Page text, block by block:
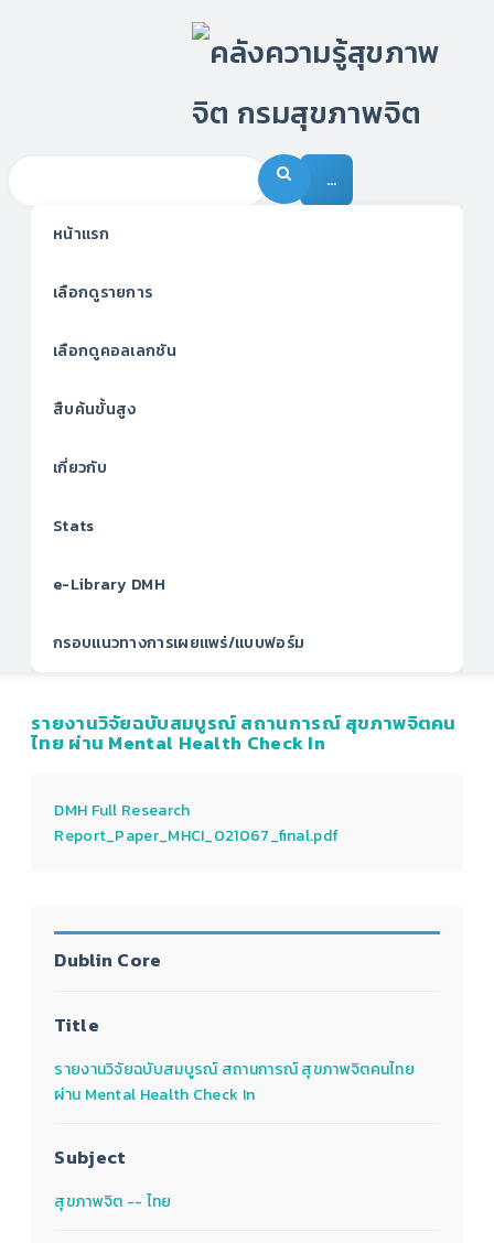
…
หน้าแรก
เลือกดูรายการ
เลือกดูคอลเลกชัน
สืบค้นขั้นสูง
เกี่ยวกับ
Stats
e-Library DMH
กรอบแนวทางการเผยแพร่/แบบฟอร์ม
รายงานวิจัยฉบับสมบูรณ์ สถานการณ์ สุขภาพจิตคน
ไทย ผ่าน Mental Health Check In
DMH Full Research
Report_Paper_MHCI_021067_final.pdf
Dublin Core
Title
รายงานวิจัยฉบับสมบูรณ์ สถานการณ์ สุขภาพจิตคนไทย
ผ่าน Mental Health Check In
Subject
สุขภาพจิต -- ไทย